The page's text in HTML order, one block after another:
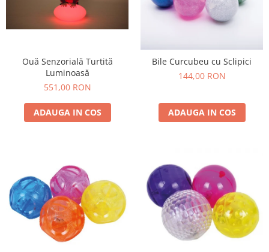
Ouă Senzorială Turtită
Luminoasă
551,00 RON
ADAUGA IN COS
Bile Curcubeu cu Sclipici
144,00 RON
ADAUGA IN COS